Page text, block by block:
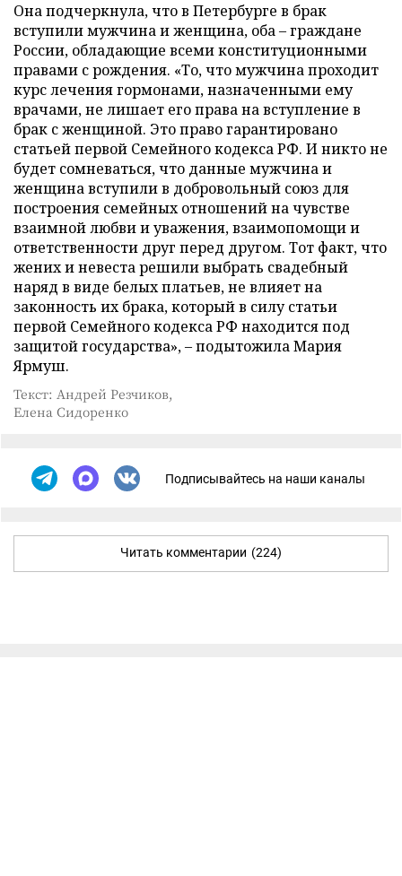
Она подчеркнула, что в Петербурге в брак
вступили мужчина и женщина, оба – граждане
России, обладающие всеми конституционными
правами с рождения. «То, что мужчина проходит
курс лечения гормонами, назначенными ему
врачами, не лишает его права на вступление в
брак с женщиной. Это право гарантировано
статьей первой Семейного кодекса РФ. И никто не
будет сомневаться, что данные мужчина и
женщина вступили в добровольный союз для
построения семейных отношений на чувстве
взаимной любви и уважения, взаимопомощи и
ответственности друг перед другом. Тот факт, что
жених и невеста решили выбрать свадебный
наряд в виде белых платьев, не влияет на
законность их брака, который в силу статьи
первой Семейного кодекса РФ находится под
защитой государства», – подытожила Мария
Ярмуш.
Текст: Андрей Резчиков,
Елена Сидоренко
Подписывайтесь на наши каналы
Читать комментарии (224)